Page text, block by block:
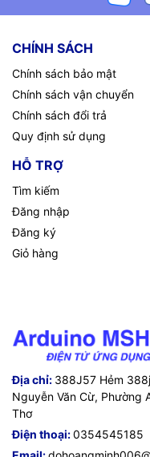
CHÍNH SÁCH
Chính sách bảo mật
Chính sách vận chuyển
Chính sách đổi trả
Quy định sử dụng
HỖ TRỢ
Tìm kiếm
Đăng nhập
Đăng ký
Giỏ hàng
Địa chỉ: 388J57 Hẻm
Nguyễn Văn Cừ, Phường
Thơ
Điện thoại:0354545185